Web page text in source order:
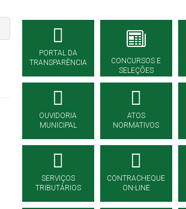
PORTAL DA
TRANSPARÊNCIA
CONCURSOS E
SELEÇÕES
OUVIDORIA
MUNICIPAL
ATOS
NORMATIVOS
SERVIÇOS
TRIBUTÁRIOS
CONTRACHEQUE
ON-LINE